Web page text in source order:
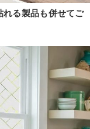
れる製品も併せてご